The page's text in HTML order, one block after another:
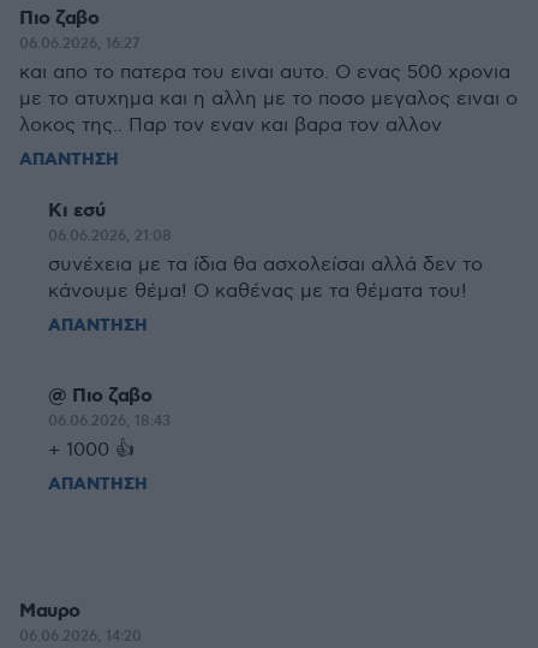
Πιο ζαβο
06.06.2026, 16:27
και απο το πατερα του ειναι αυτο. Ο ενας 500 χρονια
με το ατυχημα και η αλλη με το ποσο μεγαλος ειναι ο
λοκος της.. Παρ τον εναν και βαρα τον αλλον
ΑΠΑΝΤΗΣΗ
Κι εσύ
06.06.2026, 21:08
συνέχεια με τα ίδια θα ασχολείσαι αλλά δεν το
κάνουμε θέμα! Ο καθένας με τα θέματα του!
ΑΠΑΝΤΗΣΗ
@ Πιο ζαβο
06.06.2026, 18:43
+ 1000 👍
ΑΠΑΝΤΗΣΗ
Μαυρο
06.06.2026, 14:20